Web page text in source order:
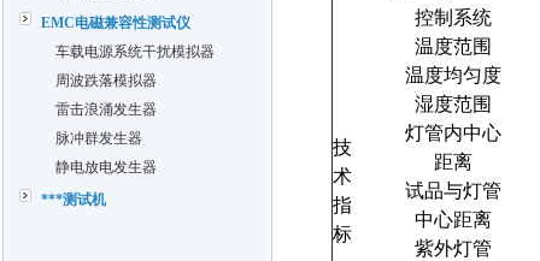
技
术
指
标
控制系统
温度范围
温度均匀度
湿度范围
灯管内中心
距离
试品与灯管
中心距离
紫外灯管
EMC电磁兼容性测试仪
车载电源系统干扰模拟器
周波跌落模拟器
雷击浪涌发生器
脉冲群发生器
静电放电发生器
***测试机